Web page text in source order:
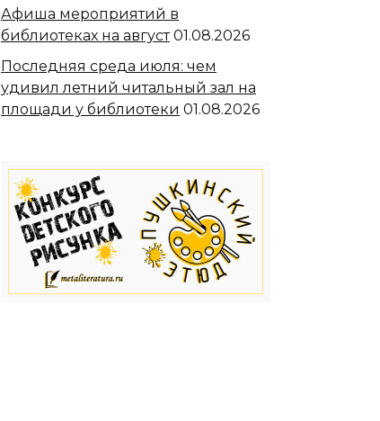
Афиша мероприятий в
библиотеках на август 01.08.2026
Последняя среда июля: чем
удивил летний читальный зал на
площади у библиотеки 01.08.2026